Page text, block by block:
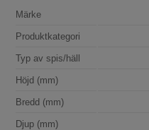
Märke
Produktkategori
Typ av spis/häll
Höjd (mm)
Bredd (mm)
Djup (mm)